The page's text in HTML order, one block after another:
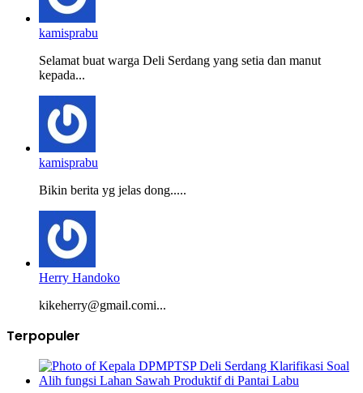
kamisprabu
Selamat buat warga Deli Serdang yang setia dan manut
kepada...
kamisprabu
Bikin berita yg jelas dong.....
Herry Handoko
kikeherry@gmail.comi...
Terpopuler